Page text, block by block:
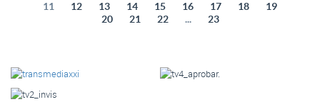
11
12 13 14 15 16 17 18
19
20
21 22 ... 23